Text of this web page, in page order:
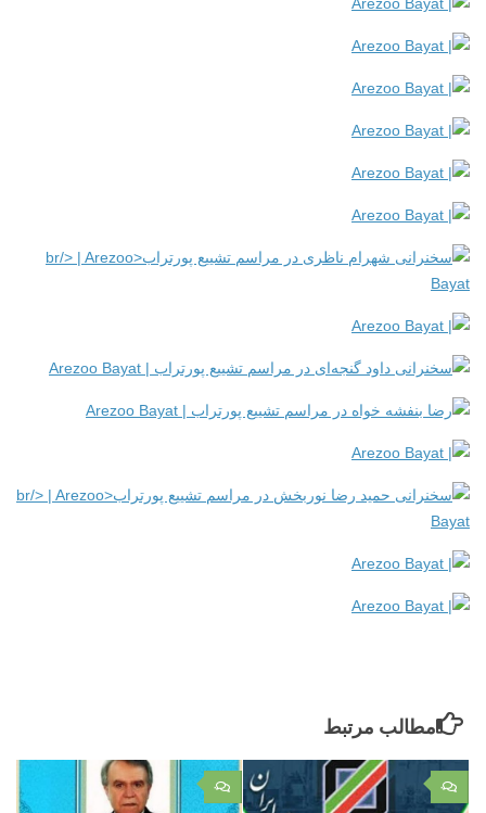
مطالب مرتبط
۰ ۰